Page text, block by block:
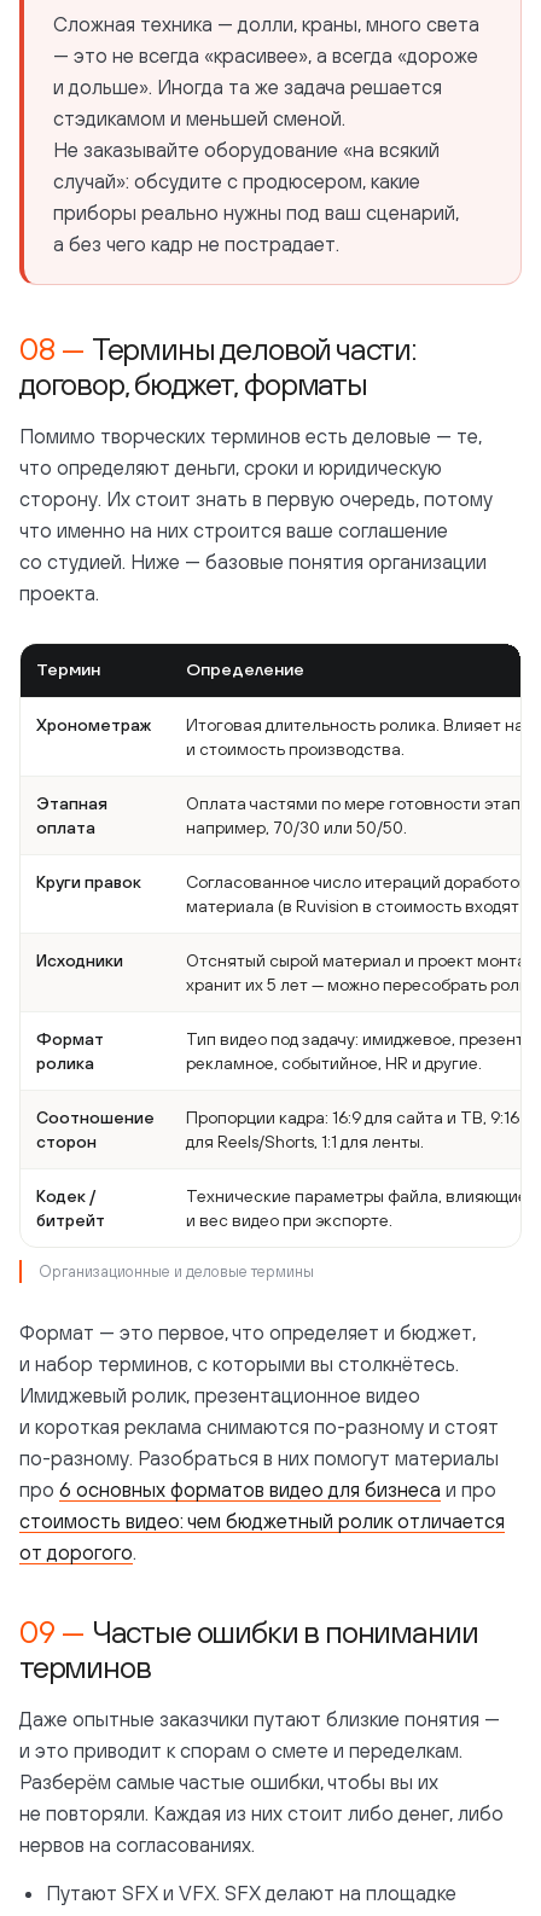
Сложная техника — долли, краны, много света
— это не всегда «красивее», а всегда «дороже
и дольше». Иногда та же задача решается
стэдикамом и меньшей сменой.
Не заказывайте оборудование «на всякий
случай»: обсудите с продюсером, какие
приборы реально нужны под ваш сценарий,
а без чего кадр не пострадает.
Термины деловой части:
договор, бюджет, форматы
Помимо творческих терминов есть деловые — те,
что определяют деньги, сроки и юридическую
сторону. Их стоит знать в первую очередь, потому
что именно на них строится ваше соглашение
со студией. Ниже — базовые понятия организации
проекта.
Термин Определение
Хронометраж
Итоговая длительность ролика. Влияет на
и стоимость производства.
Этапная
оплата
Оплата частями по мере готовности
например, 70/30 или 50/50.
Круги правок
Согласованное число итераций доработок
материала (в Ruvision в стоимость входят 2
Исходники
Отснятый сырой материал и проект
хранит их 5 лет — можно пересобрать ролик.
Формат
ролика
Тип видео под задачу: имиджевое,
рекламное, событийное, HR и другие.
Соотношение
сторон
Пропорции кадра: 16:9 для сайта и ТВ, 9:16
для Reels/Shorts, 1:1 для ленты.
Кодек /
битрейт
Технические параметры файла, влияющие
и вес видео при экспорте.
Организационные и деловые термины
Формат — это первое, что определяет и бюджет,
и набор терминов, с которыми вы столкнётесь.
Имиджевый ролик, презентационное видео
и короткая реклама снимаются по-разному и стоят
по-разному. Разобраться в них помогут материалы
про 6 основных форматов видео для бизнеса и про
стоимость видео: чем бюджетный ролик отличается
от дорогого.
Частые ошибки в понимании
терминов
Даже опытные заказчики путают близкие понятия —
и это приводит к спорам о смете и переделкам.
Разберём самые частые ошибки, чтобы вы их
не повторяли. Каждая из них стоит либо денег, либо
нервов на согласованиях.
Путают SFX и VFX. SFX делают на площадке